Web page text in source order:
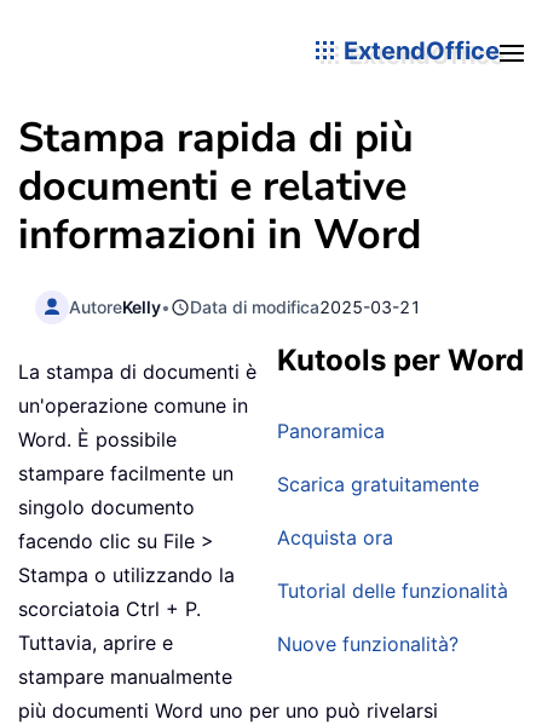
ExtendOffice
Stampa rapida di più
documenti e relative
informazioni in Word
AutoreKelly• Data di modifica2025-03-21
Kutools per Word
Panoramica
Scarica gratuitamente
Acquista ora
Tutorial delle funzionalità
Nuove funzionalità?
La stampa di documenti è
un'operazione comune in
Word. È possibile
stampare facilmente un
singolo documento
facendo clic su File >
Stampa o utilizzando la
scorciatoia Ctrl + P.
Tuttavia, aprire e
stampare manualmente
più documenti Word uno per uno può rivelarsi